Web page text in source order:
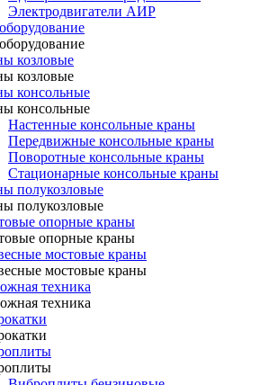
Электродвигатели АИР
козловые
козловые
консольные
консольные
Настенные консольные краны
Передвижные консольные краны
Поворотные консольные краны
Стационарные консольные краны
полукозловые
полукозловые
опорные краны
опорные краны
мостовые краны
мостовые краны
техника
техника